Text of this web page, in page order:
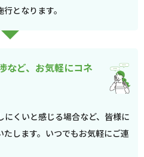
となります。
など、お気軽にコネ
にくいと感じる場合など、皆様に
たします。いつでもお気軽にご連